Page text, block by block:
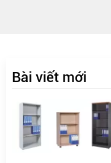
Bài viết mới